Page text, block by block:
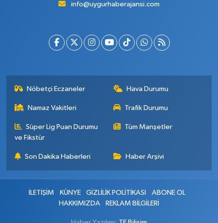
info@uygurhaberajansi.com
Nöbetçi Eczaneler Hava Durumu
Namaz Vakitleri Trafik Durumu
Süper Lig Puan Durumu
ve Fikstür
Tüm Manşetler
Son Dakika Haberleri Haber Arşivi
İLETİŞİM KÜNYE GİZLİLİK POLİTİKASI
ABONE OL
HAKKIMIZDA
REKLAM BİLGİLERİ